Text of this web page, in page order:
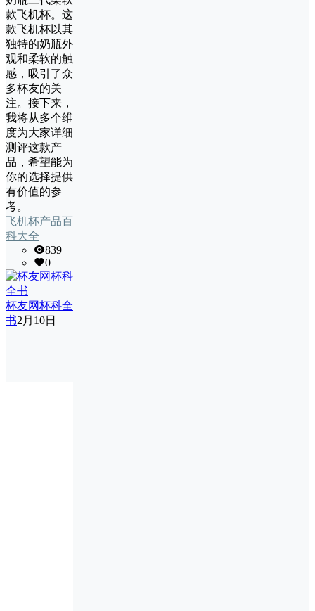
款飞机杯。这
款飞机杯以其
独特的奶瓶外
观和柔软的触
感，吸引了众
多杯友的关
注。接下来，
我将从多个维
度为大家详细
测评这款产
品，希望能为
你的选择提供
有价值的参
考。
飞机杯产品百
科大全
839
0
杯友网杯科全
书2月10日